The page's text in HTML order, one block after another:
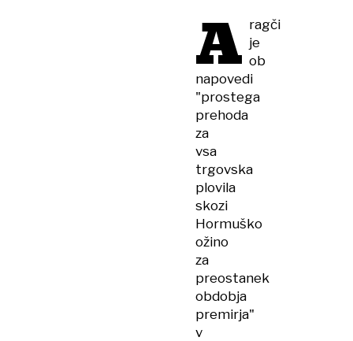
A ragči
je
ob
napovedi
"prostega
prehoda
za
vsa
trgovska
plovila
skozi
Hormuško
ožino
za
preostanek
obdobja
premirja"
v